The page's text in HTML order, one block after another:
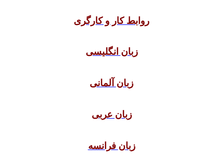
روابط کار و کارگری
زبان انگلیسی
زبان آلمانی
زبان عربی
زبان فرانسه